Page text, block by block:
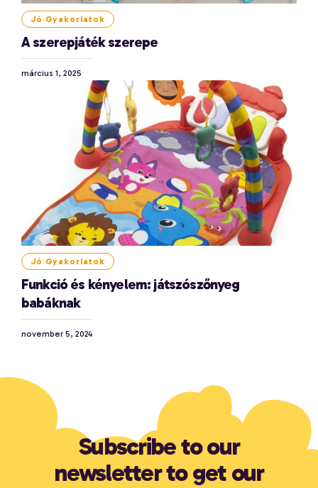
Jó Gyakorlatok
A szerepjáték szerepe
március 1, 2025
Jó Gyakorlatok
Funkció és kényelem: játszószőnyeg
babáknak
november 5, 2024
Subscribe to our
newsletter to get our